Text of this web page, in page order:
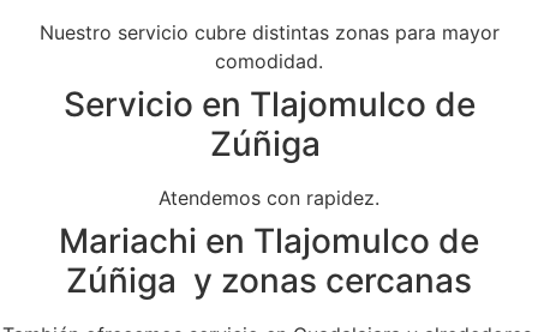
Nuestro servicio cubre distintas zonas para mayor
comodidad.
Servicio en Tlajomulco de
Zúñiga
Atendemos con rapidez.
Mariachi en Tlajomulco de
Zúñiga y zonas cercanas